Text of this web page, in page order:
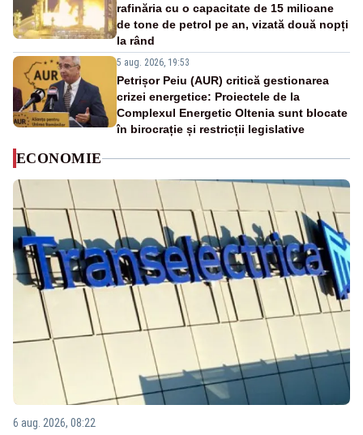
rafinăria cu o capacitate de 15 milioane
de tone de petrol pe an, vizată două nopți
la rând
5 aug. 2026, 19:53
Petrișor Peiu (AUR) critică gestionarea
crizei energetice: Proiectele de la
Complexul Energetic Oltenia sunt blocate
în birocrație și restricții legislative
ECONOMIE
6 aug. 2026, 08:22